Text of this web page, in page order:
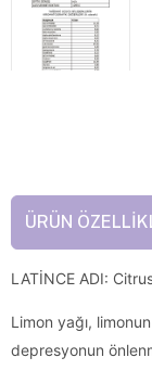
ÜRÜN
LATİNCE ADI:
Limon yağı,
depresyonun